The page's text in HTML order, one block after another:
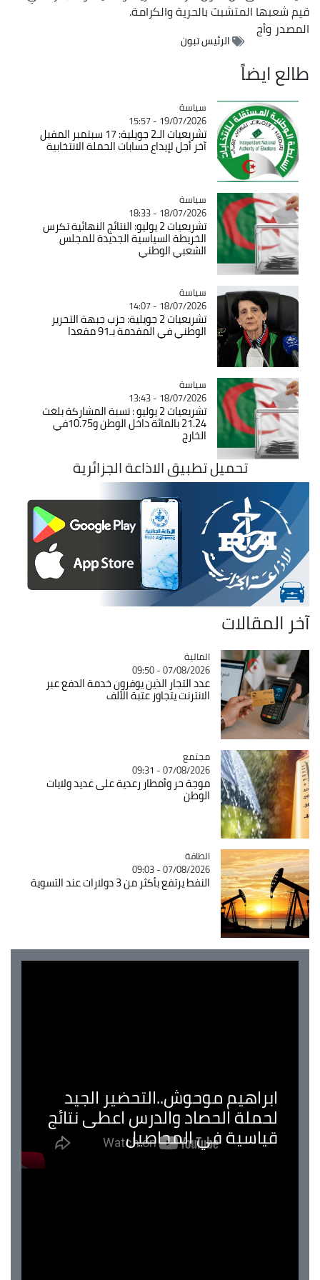
قيم شعبها المتشبث بالحرية والكرامة.
المصدروأج
الرئيس تبون
طالع ايضاً
Catégorie
سياسة
19/07/2026 - 15:57
تشريعيات الـ2 جويلية: 17 سبتمبر المقبل
آخر أجل لإيداع حسابات الحملة الانتخابية
Catégorie
سياسة
18/07/2026 - 18:33
تشريعيات 2 يوليو: النتائج النهائية تكرس
الخريطة السياسية الجديدة للمجلس
الشعبي الوطني
Catégorie
سياسة
18/07/2026 - 14:07
تشريعيات 2 جويلية: حزب جبهة التحرير
الوطني في المقدمة بـ91 مقعدا
Catégorie
سياسة
18/07/2026 - 13:43
تشريعيات 2 يوليو : نسبة المشاركة بلغت
21.24 بالمائة داخل الوطن و10.75في
الخارج
تحميل تطبيق الاذاعة الجزائرية
آخر المقالات
Catégorie
المالية
07/08/2026 - 09:50
عدد التجار الذين يوفرون خدمة الدفع عبر
الانترنت يتجاوز عتبة الألف
Catégorie
مجتمع
07/08/2026 - 09:31
موجة حر وأمطار رعدية على عديد ولايات
الوطن
Catégorie
الطاقة
07/08/2026 - 09:03
النفط يرتفع بأكثر من 3 دولارات عند التسوية
ابراهيم موحوش..التحضير الجيد
لحملة الحصاد والدرس اعطى نتائج
قياسية في المحاصيل